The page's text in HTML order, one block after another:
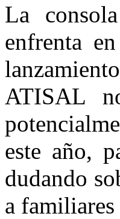
La
enfrenta
ATISAL
este año,
dudando
a